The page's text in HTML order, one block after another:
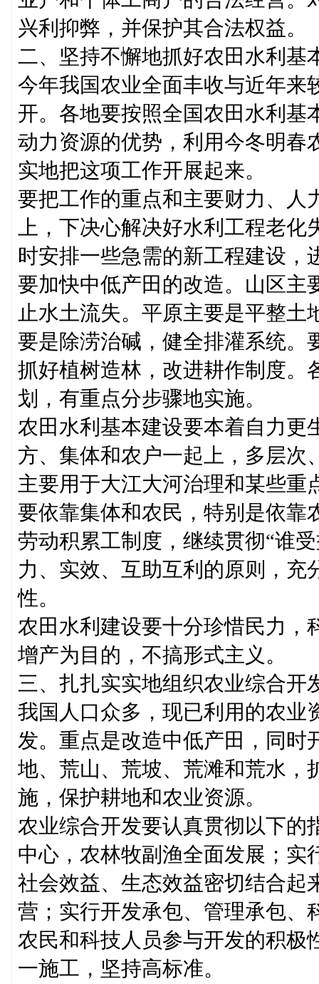
兴利抑弊，并保护其合法权益。
二、坚持不懈地抓好农田水利基
今年我国农业全面丰收与近年来
开。各地要按照全国农田水利基
动力资源的优势，利用今冬明春
实地把这项工作开展起来。
要把工作的重点和主要财力、人
上，下决心解决好水利工程老
时安排一些急需的新工程建设，
要加快中低产田的改造。山区主
止水土流失。平原主要是平整
要是除涝治碱，健全排灌系统。
抓好植树造林，改进耕作制度。
划，有重点分步骤地实施。
农田水利基本建设要本着自力更
方、集体和农户一起上，多层次
主要用于大江大河治理和某些重
要依靠集体和农民，特别是依靠
劳动积累工制度，继续贯彻“谁
力、实效、互助互利的原则，充
性。
农田水利建设要十分珍惜民力，
增产为目的，不搞形式主义。
三、扎扎实实地组织农业综合开
我国人口众多，现已利用的农业
发。重点是改造中低产田，同时
地、荒山、荒坡、荒滩和荒水，
施，保护耕地和农业资源。
农业综合开发要认真贯彻以下的
中心，农林牧副渔全面发展；实
社会效益、生态效益密切结合起
营；实行开发承包、管理承包、
农民和科技人员参与开发的积极
一施工，坚持高标准。